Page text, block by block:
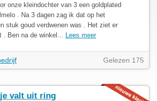
onze kleindochter van 3 een goldplated
. Na 3 dagen zag ik dat op het
stuk goud verdwenen was . Het ziet er
. Ben na de winkel... Lees meer
Gelezen 175
valt uit ring